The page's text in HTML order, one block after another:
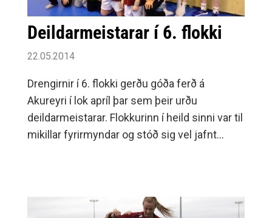
Deildarmeistarar í 6. flokki
22.05.2014
Drengirnir í 6. flokki gerðu góða ferð á
Akureyri í lok apríl þar sem þeir urðu
deildarmeistarar. Flokkurinn í heild sinni var til
mikillar fyrirmyndar og stóð sig vel jafnt